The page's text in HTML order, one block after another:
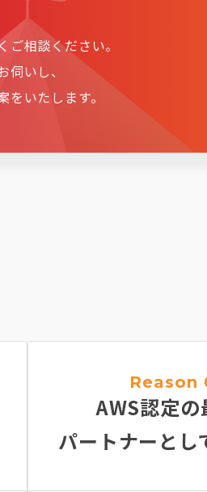
相談ください。
いし、
いたします。
Reason
AWS認定の
パートナーとし